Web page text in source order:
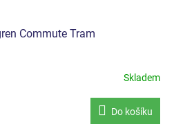
Commute Tram
Skladem
Do košíku